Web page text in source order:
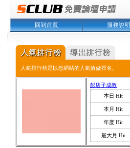
回到首頁 服務說明
人氣排行榜是以您網站的人氣值做排名。
彭店子成教
本日 Hit
本月 Hit
年度 Hit
最大月 Hit